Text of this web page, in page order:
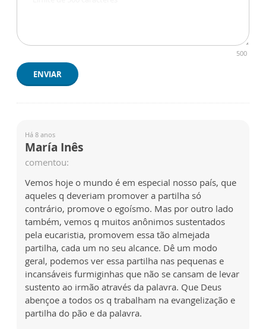
500
ENVIAR
Há 8 anos
María Inês
comentou:
Vemos hoje o mundo é em especial nosso país, que
aqueles q deveriam promover a partilha só
contrário, promove o egoísmo. Mas por outro lado
também, vemos q muitos anônimos sustentados
pela eucaristia, promovem essa tão almejada
partilha, cada um no seu alcance. Dê um modo
geral, podemos ver essa partilha nas pequenas e
incansáveis furmiginhas que não se cansam de levar
sustento ao irmão através da palavra. Que Deus
abençoe a todos os q trabalham na evangelização e
partilha do pão e da palavra.